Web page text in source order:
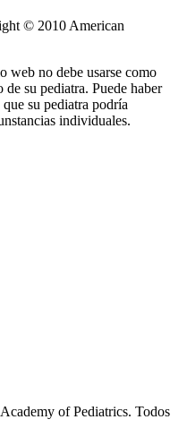
© 2010 American
web no debe usarse como
su pediatra. Puede haber
su pediatra podría
individuales.
of Pediatrics. Todos